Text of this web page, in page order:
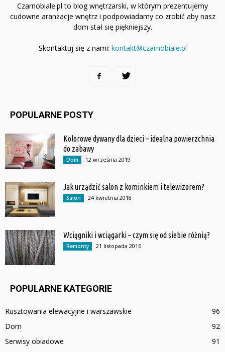
Czarnobiale.pl to blog wnętrzarski, w którym prezentujemy
cudowne aranżacje wnętrz i podpowiadamy co zrobić aby nasz
dom stał się piękniejszy.
Skontaktuj się z nami: kontakt@czarnobiale.pl
POPULARNE POSTY
Kolorowe dywany dla dzieci – idealna powierzchnia
do zabawy
Dom 12 września 2019
Jak urządzić salon z kominkiem i telewizorem?
Salon 24 kwietnia 2018
Wciągniki i wciągarki – czym się od siebie różnią?
Remonty 21 listopada 2016
POPULARNE KATEGORIE
Rusztowania elewacyjne i warszawskie
96
Dom
92
Serwisy obiadowe
91